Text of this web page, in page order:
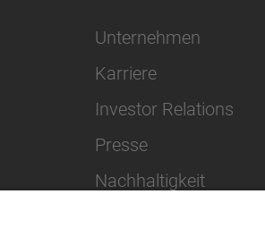
Unternehmen
Karriere
Investor Relations
Presse
Nachhaltigkeit